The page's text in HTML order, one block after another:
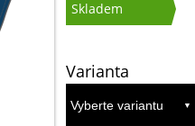
Skladem
Varianta